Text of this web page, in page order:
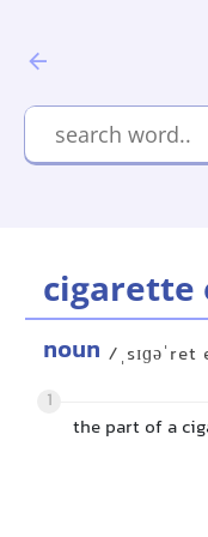
cigarette
noun /
1
the part of a